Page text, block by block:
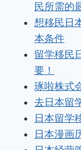
民所需的
想移民日
本条件
留学移民
要！
琢啦株式
去日本留
日本留学
日本漫画